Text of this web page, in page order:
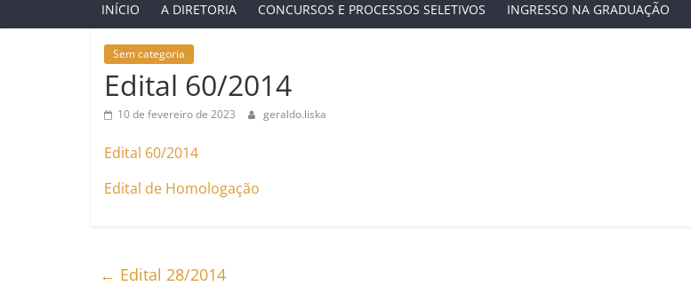
INÍCIO A DIRETORIA CONCURSOS E PROCESSOS SELETIVOS INGRESSO NA GRADUAÇÃO
Sem categoria
Edital 60/2014
10 de fevereiro de 2023 geraldo.liska
Edital 60/2014
Edital de Homologação
← Edital 28/2014